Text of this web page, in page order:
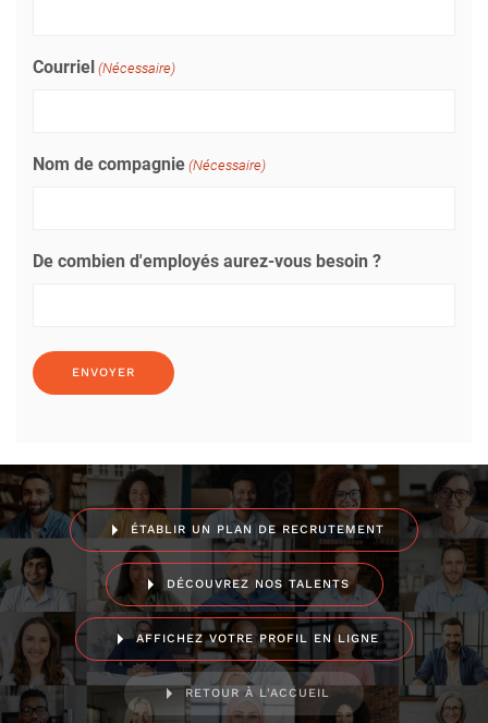
Courriel (Nécessaire)
Nom de compagnie (Nécessaire)
De combien d'employés aurez-vous besoin ?
ÉTABLIR UN PLAN DE RECRUTEMENT
DÉCOUVREZ NOS TALENTS
AFFICHEZ VOTRE PROFIL EN LIGNE
RETOUR À L'ACCUEIL